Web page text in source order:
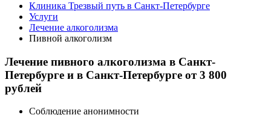
Клиника Трезвый путь в Санкт-Петербурге
Услуги
Лечение алкоголизма
Пивной алкоголизм
Лечение пивного алкоголизма в Санкт-
Петербурге и в Санкт-Петербурге от3 800
рублей
Соблюдение анонимности